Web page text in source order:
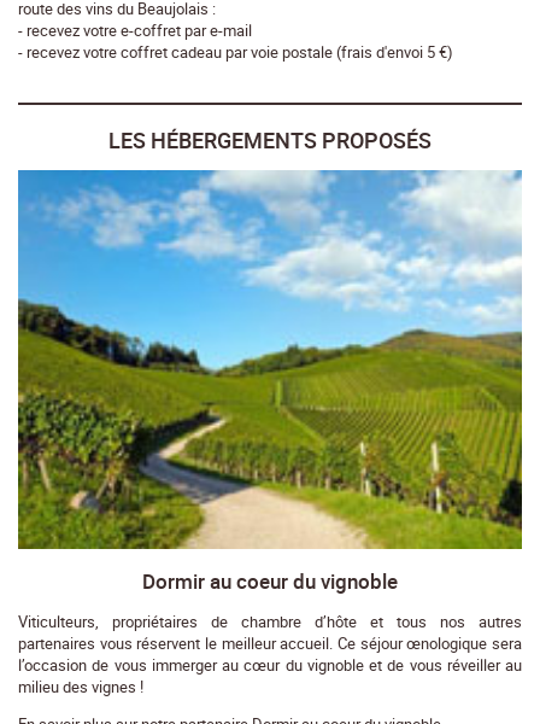
route des vins du Beaujolais :
- recevez votre e-coffret par e-mail
- recevez votre coffret cadeau par voie postale (frais d'envoi 5 €)
LES HÉBERGEMENTS PROPOSÉS
Dormir au coeur du vignoble
Viticulteurs, propriétaires de chambre d’hôte et tous nos autres
partenaires vous réservent le meilleur accueil. Ce séjour œnologique sera
l’occasion de vous immerger au cœur du vignoble et de vous réveiller au
milieu des vignes !